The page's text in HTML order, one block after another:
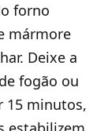
forno
mármore
Deixe a
fogão ou
15 minutos,